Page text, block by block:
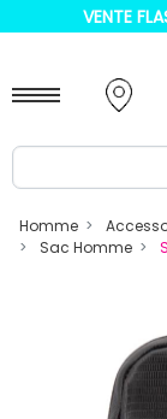
VENTE
Homme
Sac Homme